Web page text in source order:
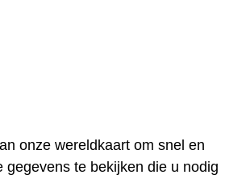
onze wereldkaart om snel en
gegevens te bekijken die u nodig